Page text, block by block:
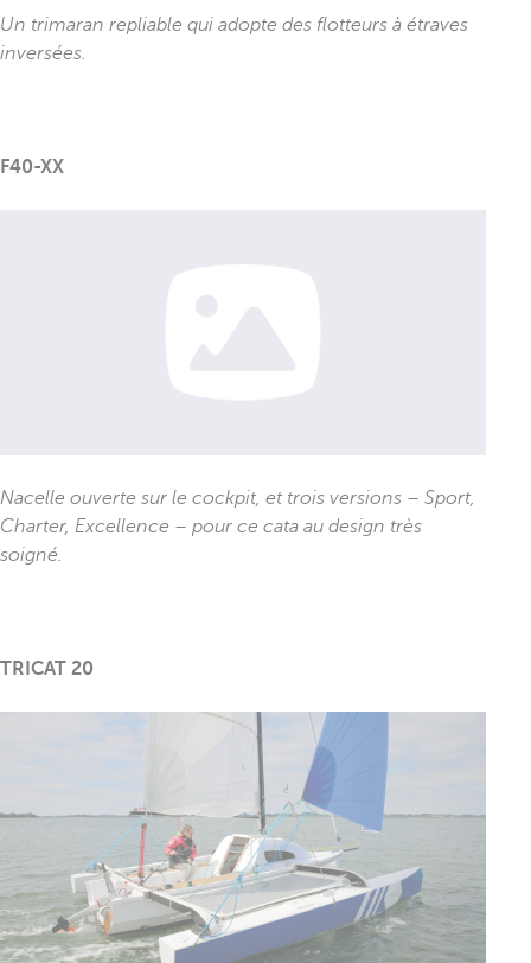
Un trimaran repliable qui adopte des flotteurs à étraves
inversées.
F40-XX
Nacelle ouverte sur le cockpit, et trois versions – Sport,
Charter, Excellence – pour ce cata au design très
soigné.
TRICAT 20